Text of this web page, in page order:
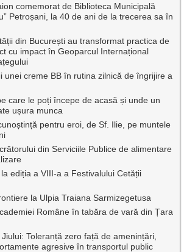
comemorat de Biblioteca Municipală
Petroșani, la 40 de ani de la trecerea sa în
din București au transformat practica de
cu impact în Geoparcul Internațional
unei creme BB în rutina zilnică de îngrijire a
care le poți începe de acasă și unde un
ușura munca
pentru eroi, de Sf. Ilie, pe muntele
din Serviciile Publice de alimentare
la ediția a VIII-a a Festivalului Cetății
la Ulpia Traiana Sarmizegetusa
Române în tabăra de vară din Țara
Toleranță zero față de amenințări,
agresive în transportul public